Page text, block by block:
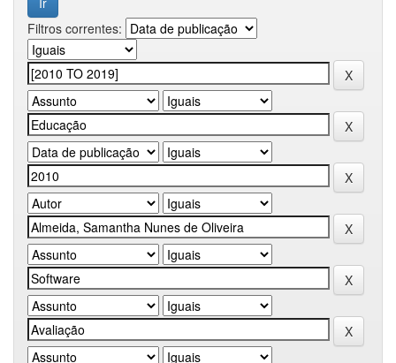
Filtros correntes: